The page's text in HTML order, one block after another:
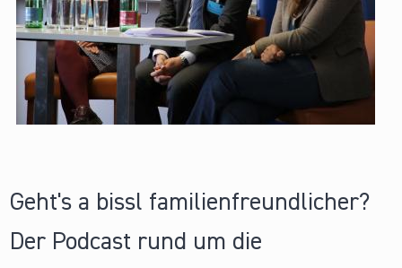
Geht's a bissl familienfreundlicher?
Der Podcast rund um die